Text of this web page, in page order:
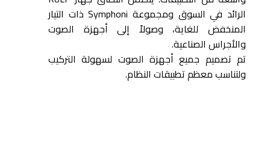
الرائد في السوق ومجموعة Symphoni ذات التيار
المنخفض للغاية، وصولاً إلى أجهزة الصوت
والأجراس الصناعية.
تم تصميم جميع أجهزة الصوت لسهولة التركيب
ولتناسب معظم تطبيقات النظام.